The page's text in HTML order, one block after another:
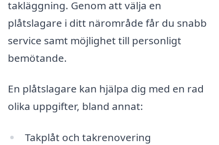
takläggning. Genom att välja en
plåtslagare i ditt närområde får du snabb
service samt möjlighet till personligt
bemötande.
En plåtslagare kan hjälpa dig med en rad
olika uppgifter, bland annat:
Takplåt och takrenovering